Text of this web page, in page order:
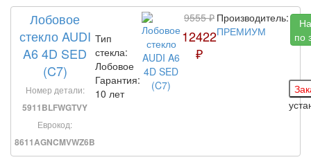
Лобовое
стекло AUDI
A6 4D SED
(C7)
Номер детали:
5911BLFWGTVY
Еврокод:
8611AGNCMVWZ6B
Тип
стекла:
Лобовое
Гарантия:
10 лет
9555 ₽
12422
₽
Производитель:
ПРЕМИУМ
по